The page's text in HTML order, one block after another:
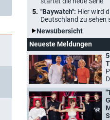
"Baywatch": Hier wird
Deutschland zu sehen
Newsübersicht
Neueste Meldungen